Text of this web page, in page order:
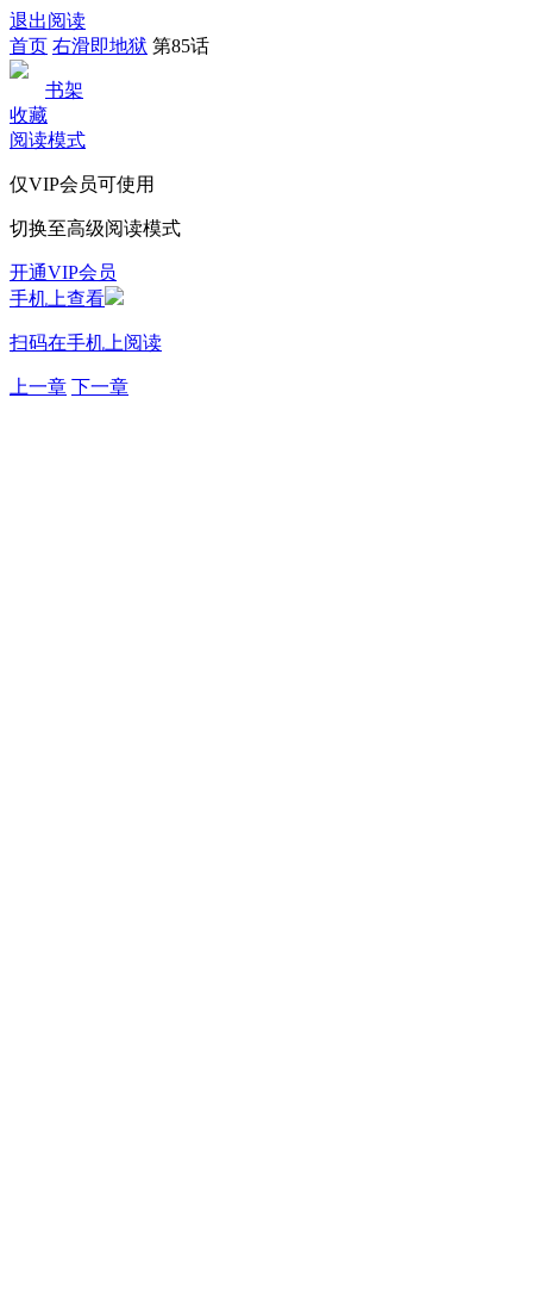
退出阅读
首页 右滑即地狱 第85话
书架
收藏
阅读模式
仅VIP会员可使用
切换至高级阅读模式
开通VIP会员
手机上查看
扫码在手机上阅读
上一章 下一章